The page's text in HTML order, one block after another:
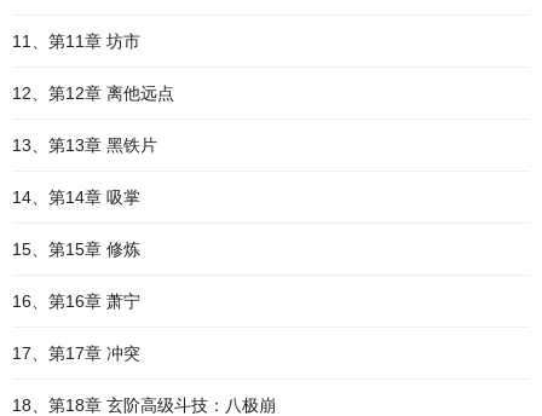
11、第11章 坊市
12、第12章 离他远点
13、第13章 黑铁片
14、第14章 吸掌
15、第15章 修炼
16、第16章 萧宁
17、第17章 冲突
18、第18章 玄阶高级斗技：八极崩